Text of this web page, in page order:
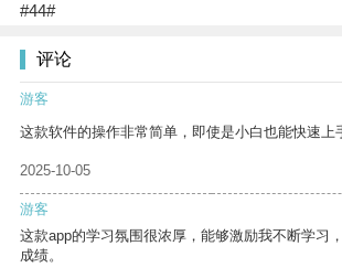
#44#
评论
游客
这款软件的操作非常简单，即使是小白也能快速上
2025-10-05
游客
这款app的学习氛围很浓厚，能够激励我不断学习
成绩。